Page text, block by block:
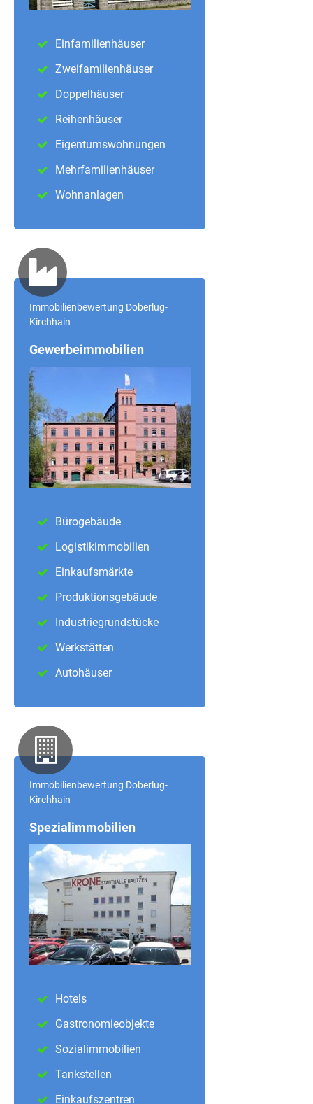
Einfamilienhäuser
Zweifamilienhäuser
Doppelhäuser
Reihenhäuser
Eigentumswohnungen
Mehrfamilienhäuser
Wohnanlagen
Immobilienbewertung Doberlug-
Kirchhain
Gewerbeimmobilien
Bürogebäude
Logistikimmobilien
Einkaufsmärkte
Produktionsgebäude
Industriegrundstücke
Werkstätten
Autohäuser
Immobilienbewertung Doberlug-
Kirchhain
Spezialimmobilien
Hotels
Gastronomieobjekte
Sozialimmobilien
Tankstellen
Einkaufszentren